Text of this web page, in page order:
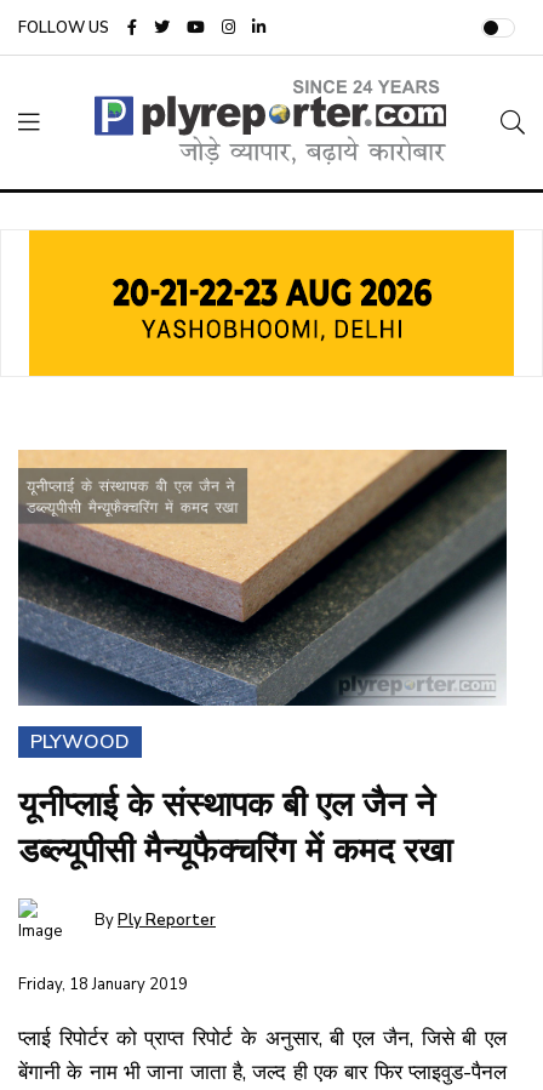
FOLLOW US
PLYWOOD
यूनीप्लाई के संस्थापक बी एल जैन ने
डब्ल्यूपीसी मैन्यूफैक्चरिंग में कमद रखा
ByPly Reporter
Friday, 18 January 2019
प्लाई रिपोर्टर को प्राप्त रिपोर्ट के अनुसार, बी एल जैन, जिसे बी एल
बेंगानी के नाम भी जाना जाता है, जल्द ही एक बार फिर प्लाइवुड-पैनल